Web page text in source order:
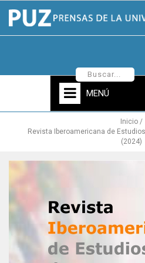
MENÚ
Inicio
Revista Iberoamericana de
(2024)